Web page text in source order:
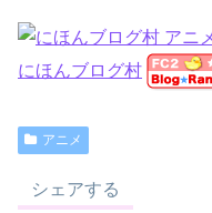
にほんブログ村
アニメ
シェアする